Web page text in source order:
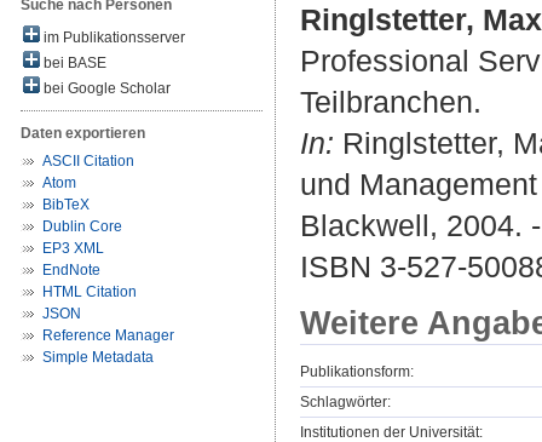
Suche nach Personen
im Publikationsserver
bei BASE
bei Google Scholar
Daten exportieren
ASCII Citation
Atom
BibTeX
Dublin Core
EP3 XML
EndNote
HTML Citation
JSON
Reference Manager
Simple Metadata
Ringlstetter, Max
Professional
Teilbranchen.
In: Ringlstetter,
und
Blackwell, 2004.
ISBN 3-527-
Weitere
Publikationsform:
Schlagwörter:
Institutionen der Universität: